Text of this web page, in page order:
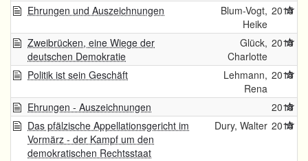
Ehrungen und Auszeichnungen
Blum-Vogt,
Heike
2015
Zweibrücken, eine Wiege der
deutschen Demokratie
Glück,
Charlotte
2015
Politik ist sein Geschäft
Lehmann,
Rena
2015
Ehrungen - Auszeichnungen
2015
Das pfälzische Appellationsgericht im
Vormärz - der Kampf um den
demokratischen Rechtsstaat
Dury, Walter 2015